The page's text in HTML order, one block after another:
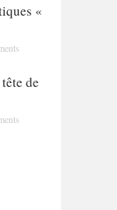
«
de